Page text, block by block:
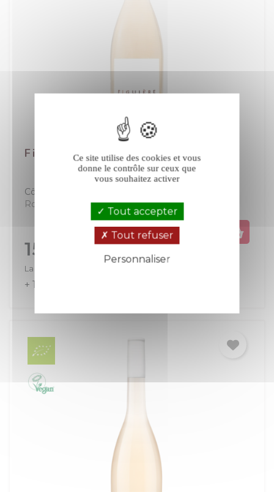
(2 avis)
Figuière Première rosé 2025
Côtes de Provence
Rosé
Prix
15,90 €
La bouteille de 75 cl
+ 16
Ce site utilise des cookies et vous
donne le contrôle sur ceux que
vous souhaitez activer
Tout accepter
Tout refuser
Personnaliser